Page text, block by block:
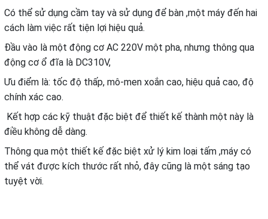
Có thể sử dụng cầm tay và sử dụng để bàn ,một máy đến hai
cách làm việc rất tiện lợi hiệu quả.
Đầu vào là một động cơ AC 220V một pha, nhưng thông qua
động cơ ổ đĩa là DC310V,
Ưu điểm là: tốc độ thấp, mô-men xoắn cao, hiệu quả cao, độ
chính xác cao.
Kết hợp các kỹ thuật đặc biệt để thiết kế thành một này là
điều không dễ dàng.
Thông qua một thiết kế đặc biệt xử lý kim loại tấm ,máy có
thể vát được kích thước rất nhỏ, đây cũng là một sáng tạo
tuyệt vời.